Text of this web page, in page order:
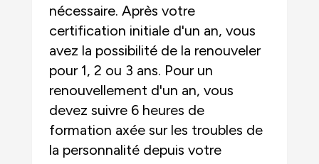
nécessaire. Après votre
certification initiale d'un an, vous
avez la possibilité de la renouveler
pour 1, 2 ou 3 ans. Pour un
renouvellement d'un an, vous
devez suivre 6 heures de
formation axée sur les troubles de
la personnalité depuis votre